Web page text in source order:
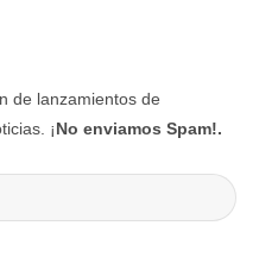
de lanzamientos de
¡No enviamos Spam!.